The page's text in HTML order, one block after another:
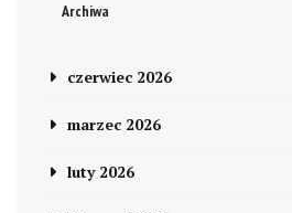
Archiwa
czerwiec 2026
marzec 2026
luty 2026